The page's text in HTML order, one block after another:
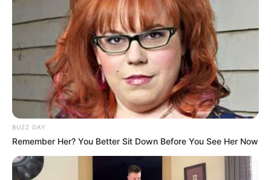
BUZZ DAY
Remember Her? You Better Sit Down Before You See Her Now